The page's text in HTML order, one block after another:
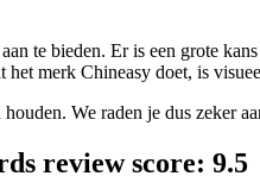
te bieden. Er is een grote
merk Chineasy doet, is
We raden je dus zeker
review score: 9.5